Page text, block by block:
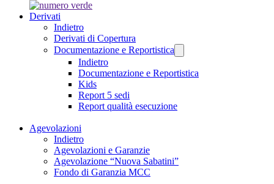
Derivati
Indietro
Derivati di Copertura
Documentazione e Reportistica
Indietro
Documentazione e Reportistica
Kids
Report 5 sedi
Report qualità esecuzione
Agevolazioni
Indietro
Agevolazioni e Garanzie
Agevolazione “Nuova Sabatini”
Fondo di Garanzia MCC